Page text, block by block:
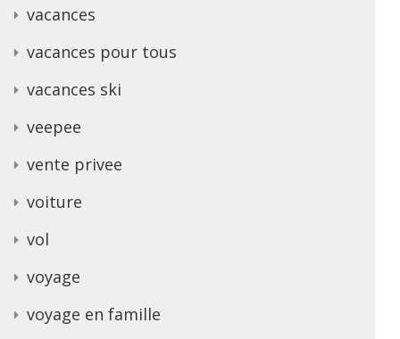
vacances
vacances pour tous
vacances ski
veepee
vente privee
voiture
vol
voyage
voyage en famille